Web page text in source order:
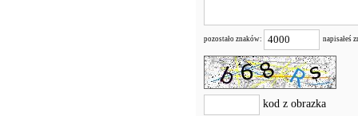
pozostało znaków: napisałeś
kod z obrazka